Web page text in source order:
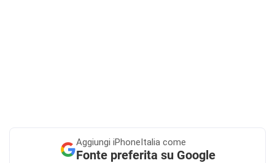
Aggiungi iPhoneItalia come
Fonte preferita su Google